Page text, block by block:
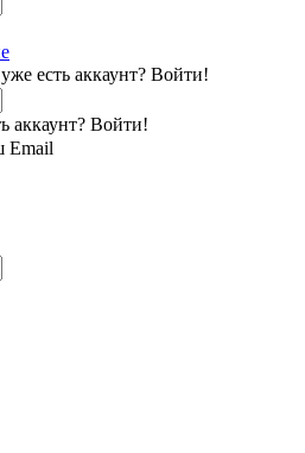
есть аккаунт? Войти!
аккаунт? Войти!
Email